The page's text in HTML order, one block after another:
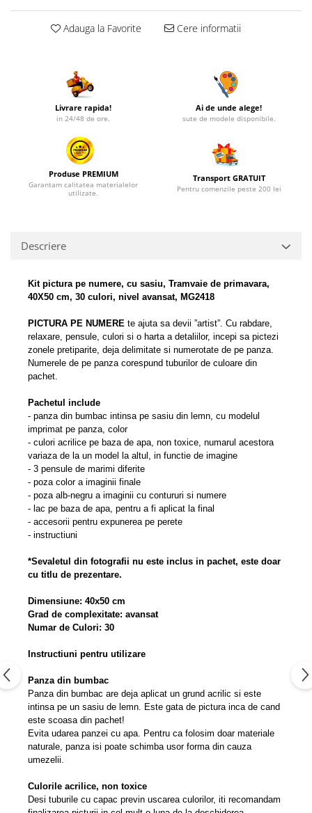
Adauga la Favorite Cere informatii
Livrare rapida!
in 24/48 de ore.
Ai de unde alege!
sute de modele disponibile.
Produse PREMIUM
Garantam calitatea materialelor
utilizate.
Transport GRATUIT
Pentru comenzile peste 200 lei
Descriere
Kit pictura pe numere, cu sasiu, Tramvaie de primavara,
40X50 cm, 30 culori, nivel avansat, MG2418
PICTURA PE NUMERE te ajuta sa devii ”artist”. Cu rabdare,
relaxare, pensule, culori si o harta a detaliilor, incepi sa pictezi
zonele pretiparite, deja delimitate si numerotate de pe panza.
Numerele de pe panza corespund tuburilor de culoare din
pachet.
Pachetul include
- panza din bumbac intinsa pe sasiu din lemn, cu modelul
imprimat pe panza, color
- culori acrilice pe baza de apa, non toxice, numarul acestora
variaza de la un model la altul, in functie de imagine
- 3 pensule de marimi diferite
- poza color a imaginii finale
- poza alb-negru a imaginii cu contururi si numere
- lac pe baza de apa, pentru a fi aplicat la final
- accesorii pentru expunerea pe perete
- instructiuni
*Sevaletul din fotografii nu este inclus in pachet, este doar
cu titlu de prezentare.
Dimensiune: 40x50 cm
Grad de complexitate: avansat
Numar de Culori: 30
Instructiuni pentru utilizare
Panza din bumbac
Panza din bumbac are deja aplicat un grund acrilic si este
intinsa pe un sasiu de lemn. Este gata de pictura inca de cand
este scoasa din pachet!
Evita udarea panzei cu apa. Pentru ca folosim doar materiale
naturale, panza isi poate schimba usor forma din cauza
umezelii.
Culorile acrilice, non toxice
Desi tuburile cu capac previn uscarea culorilor, iti recomandam